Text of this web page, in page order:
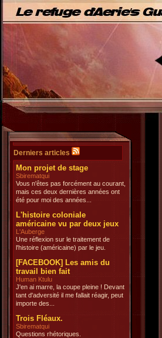
Derniers articles
Mon projet de stage
Sbirematqui
Vous n'êtes pas forcément au courant,
mais ces deux dernières années ont
été pour moi des années...
L'histoire coloniale
américaine vu par deux jeux
L'Auberge
Une réflexion sur le traitement de
l'histoire (américaine) par le jeu.
[FACEBOOK] Les amis du
travail bien fait
Human Ktulu
J'en ai marre, la coupe pleine ! Devant
tant d'adversité il me fallait réagir, peut
importe des...
Trois Fléaux.
Sbirematqui
Questions rhétoriques.